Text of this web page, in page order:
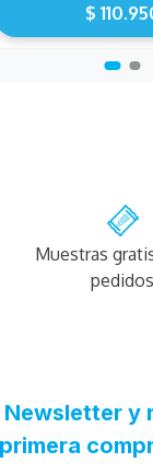
$ 110.
Muestras
pedidos